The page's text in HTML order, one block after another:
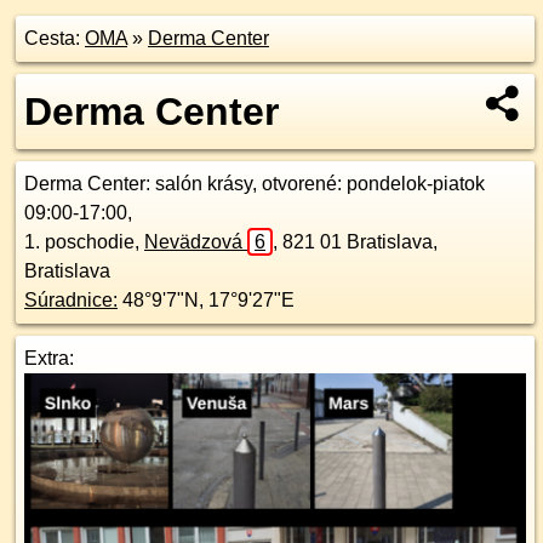
Cesta: OMA» Derma Center
Derma Center
Derma Center: salón krásy, otvorené: pondelok-piatok
09:00-17:00,
1. poschodie, Nevädzová 6 , 821 01 Bratislava,
Bratislava
Súradnice: 48°9'7"N , 17°9'27"E
Extra: